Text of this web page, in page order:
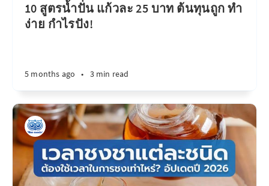
10 สูตรน้ำปั่น แก้วละ 25 บาท ต้นทุนถูก ทำ
ง่าย กำไรปัง!
5 months ago • 3 min read